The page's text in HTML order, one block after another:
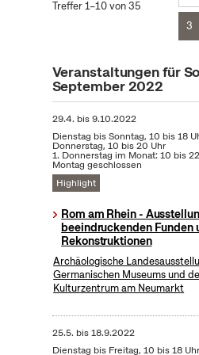
Treffer 1–10 von 35
3
Veranstaltungen für
September 2022
29.4. bis9.10.2022
Dienstag bis Sonntag, 10 bis 18
Donnerstag, 10 bis 20 Uhr
1. Donnerstag im Monat: 10 bis
Montag geschlossen
Highlight
Rom am Rhein -
beeindruckenden Funden
Rekonstruktionen
Archäologische
Germanischen Museums und
Kulturzentrum am Neumarkt
25.5. bis18.9.2022
Dienstag bis Freitag, 10 bis 18 Uhr